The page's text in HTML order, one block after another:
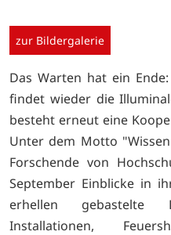
zur Bildergalerie
Das Warten hat ein
findet wieder die
besteht erneut eine
Unter dem Motto
Forschende von
September Einblicke in
erhellen gebastelte
Installationen,